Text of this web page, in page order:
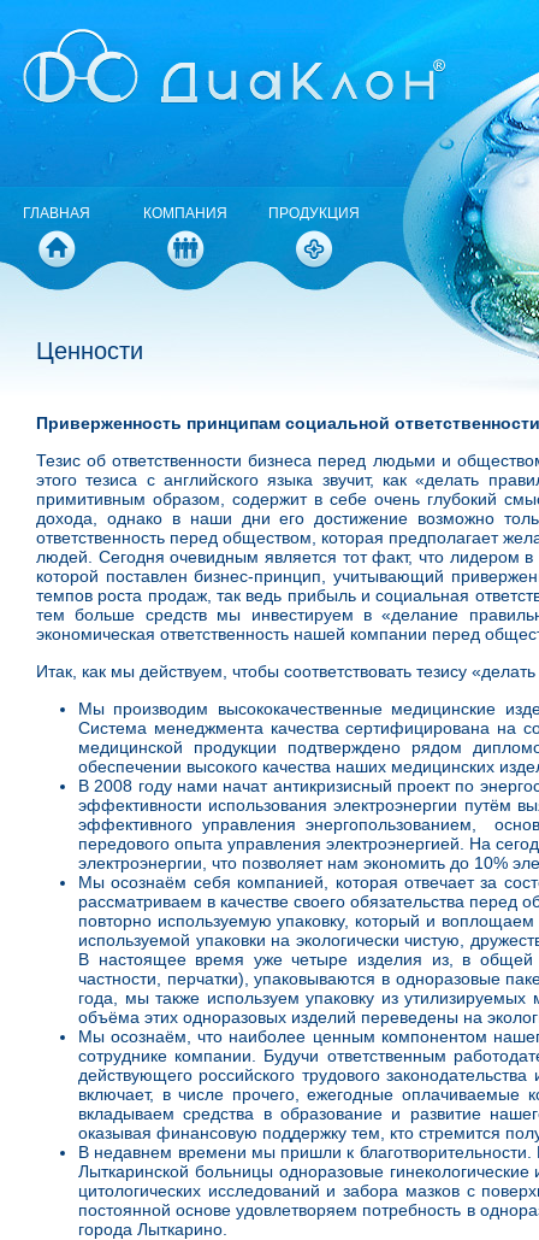
ГЛАВНАЯ КОМПАНИЯ ПРОДУКЦИЯ
Ценности
Приверженность принципам социальной
Тезис об ответственности бизнеса перед людьми и
этого тезиса с английского языка звучит, как «делать
примитивным образом, содержит в себе очень глубокий
дохода, однако в наши дни его достижение возможно
ответственность перед обществом, которая предполагает
людей. Сегодня очевидным является тот факт, что лидером
которой поставлен бизнес-принцип, учитывающий
темпов роста продаж, так ведь прибыль и социальная
тем больше средств мы инвестируем в «делание
экономическая ответственность нашей компании перед
Итак, как мы действуем, чтобы соответствовать тезису
Мы производим высококачественные медицинские
Система менеджмента качества сертифицирована на
медицинской продукции подтверждено рядом
обеспечении высокого качества наших медицинских
В 2008 году нами начат антикризисный проект по
эффективности использования электроэнергии путём
эффективного управления энергопользованием,
передового опыта управления электроэнергией. На
электроэнергии, что позволяет нам экономить до 10%
Мы осознаём себя компанией, которая отвечает за
рассматриваем в качестве своего обязательства
повторно используемую упаковку, который и
используемой упаковки на экологически чистую,
В настоящее время уже четыре изделия из, в общей
частности, перчатки), упаковываются в одноразовые
года, мы также используем упаковку из
объёма этих одноразовых изделий переведены на
Мы осознаём, что наиболее ценным компонентом
сотруднике компании. Будучи ответственным
действующего российского трудового
включает, в числе прочего, ежегодные оплачиваемые
вкладываем средства в образование и развитие
оказывая финансовую поддержку тем, кто стремится
В недавнем времени мы пришли к
Лыткаринской больницы одноразовые
цитологических исследований и забора мазков с
постоянной основе удовлетворяем потребность в
города Лыткарино.